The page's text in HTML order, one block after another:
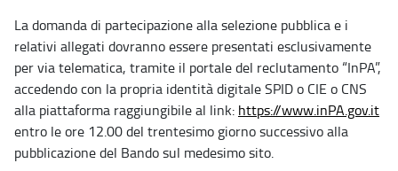
La domanda di partecipazione alla selezione pubblica e i
relativi allegati dovranno essere presentati esclusivamente
per via telematica, tramite il portale del reclutamento “InPA”,
accedendo con la propria identità digitale SPID o CIE o CNS
alla piattaforma raggiungibile al link: https://www.inPA.gov.it
entro le ore 12.00 del trentesimo giorno successivo alla
pubblicazione del Bando sul medesimo sito.